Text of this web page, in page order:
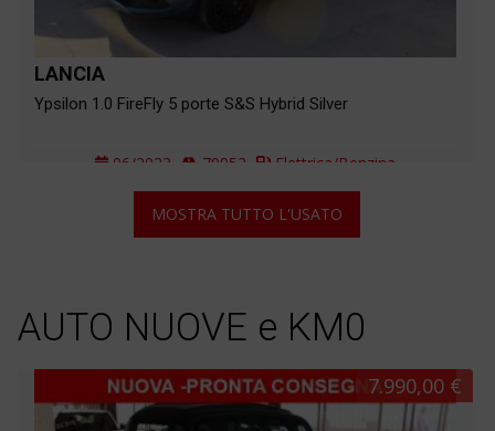
LANCIA
Ypsilon 1.0 FireFly 5 porte S&S Hybrid Silver
06/2023 79952 Elettrica/Benzina
MOSTRA TUTTO L'USATO
AUTO NUOVE e KM0
7.990,00 €